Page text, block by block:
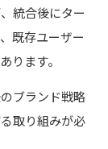
統合後にター
既存ユーザー
ります。
ブランド戦略
取り組みが必